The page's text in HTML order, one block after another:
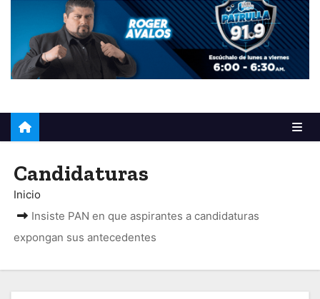
Candidaturas
Inicio
Insiste PAN en que aspirantes a candidaturas
expongan sus antecedentes